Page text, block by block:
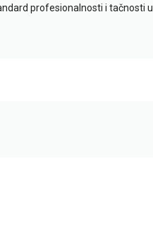
profesionalnosti i tačnosti u